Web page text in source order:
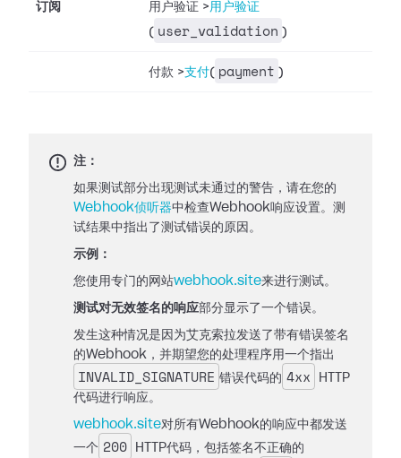
订阅 用户验证 >用户验证
( user_validation )
付款 >支付( payment )
注：
如果测试部分出现测试未通过的警告，请在您的
Webhook侦听器中检查Webhook响应设置。测
试结果中指出了测试错误的原因。
示例：
您使用专门的网站webhook.site来进行测试。
测试对无效签名的响应部分显示了一个错误。
发生这种情况是因为艾克索拉发送了带有错误签名
的Webhook，并期望您的处理程序用一个指出
INVALID_SIGNATURE 错误代码的 4xx
HTTP
代码进行响应。
webhook.site对所有Webhook的响应中都发送
一个 200
HTTP代码，包括签名不正确的